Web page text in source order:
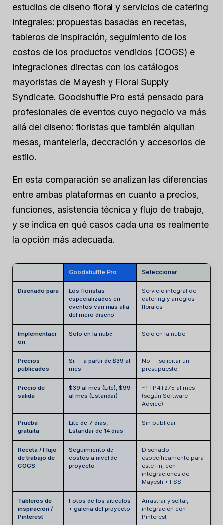
estudios de diseño floral y servicios de catering
integrales: propuestas basadas en recetas,
tableros de inspiración, seguimiento de los
costos de los productos vendidos (COGS) e
integraciones directas con los catálogos
mayoristas de Mayesh y Floral Supply
Syndicate. Goodshuffle Pro está pensado para
profesionales de eventos cuyo negocio va más
allá del diseño: floristas que también alquilan
mesas, mantelería, decoración y accesorios de
estilo.
En esta comparación se analizan las diferencias
entre ambas plataformas en cuanto a precios,
funciones, asistencia técnica y flujo de trabajo,
y se indica en qué casos cada una es realmente
la opción más adecuada.
Goodshuffle Pro Seleccionar
Diseñado para
Los floristas
especializados en
eventos van más allá
del mero diseño
Servicio integral de
catering y arreglos
florales
Implementaci
ón
Solo en la nube Solo en la nube
Precios
publicados
Sí — a partir de $39 al
mes
No — solicitar un
presupuesto
Precio de
salida
$39 al mes (Lite), $99
al mes (Estándar)
~1 TP4T275 al mes
(según Software
Advice)
Prueba
gratuita
Lite de 7 días,
Estándar de 14 días
Sin publicar
Receta / Flujo
de trabajo de
COGS
Seguimiento de
costos a nivel de
proyecto
Diseñado
específicamente para
este fin, con
integraciones de
Mayesh + FSS
Tableros de
inspiración /
Pinterest
Fotos de los artículos
+ galería del proyecto
Arrastrar y soltar,
integración con
Pinterest